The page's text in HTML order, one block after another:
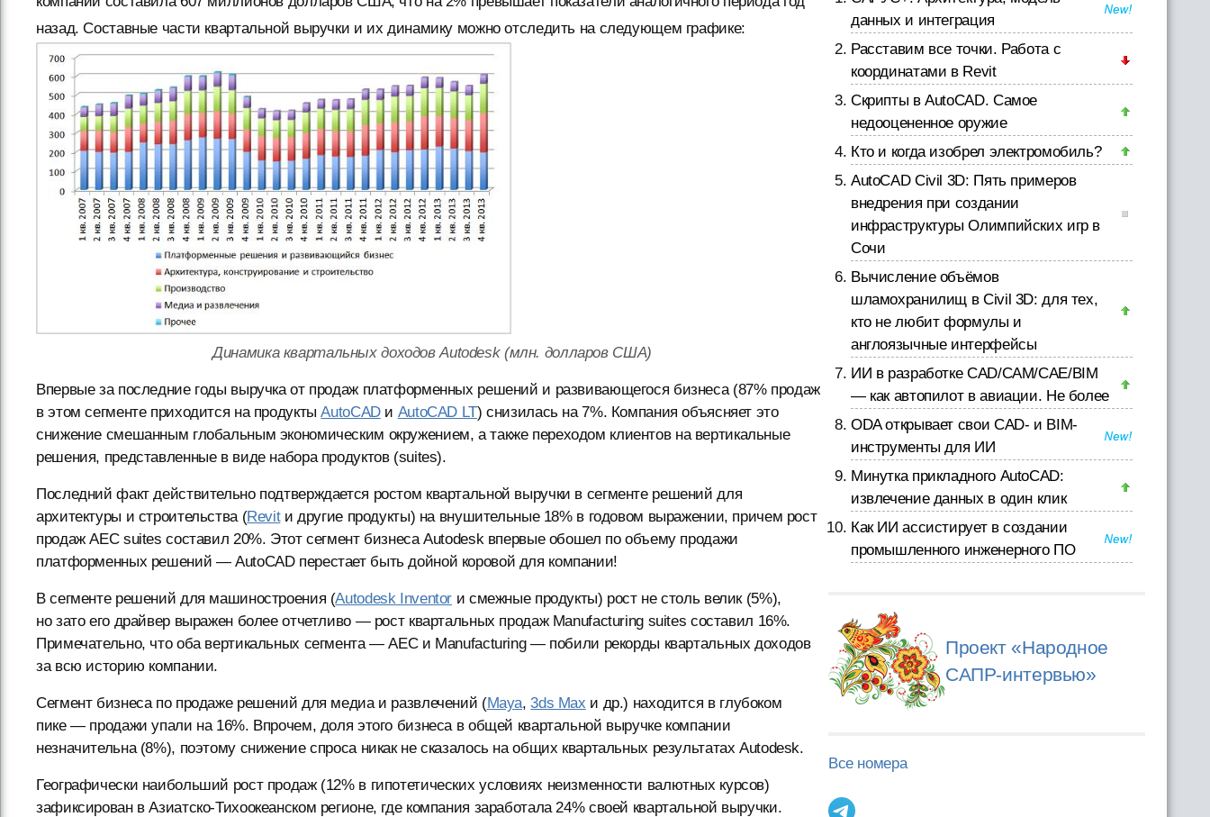
назад. Составные части квартальной выручки и их динамику можно отследить на следующем графике:
Динамика квартальных доходов Autodesk (млн. долларов США)
Впервые за последние годы выручка от продаж платформенных решений и развивающегося бизнеса (87% продаж
в этом сегменте приходится на продуктыAutoCADи AutoCAD LT) снизилась на 7%. Компания объясняет это
снижение смешанным глобальным экономическим окружением, а также переходом клиентов на вертикальные
решения, представленные в виде набора продуктов (suites).
Последний факт действительно подтверждается ростом квартальной выручки в сегменте решений для
архитектуры и строительства (Revitи другие продукты) на внушительные 18% в годовом выражении, причем рост
продаж AEC suites составил 20%. Этот сегмент бизнеса Autodesk впервые обошел по объему продажи
платформенных решений — AutoCAD перестает быть дойной коровой для компании!
В сегменте решений для машиностроения (Autodesk Inventor и смежные продукты) рост не столь велик (5%),
но зато его драйвер выражен более отчетливо — рост квартальных продаж Manufacturing suites составил 16%.
Примечательно, что оба вертикальных сегмента — AEC и Manufacturing — побили рекорды квартальных доходов
за всю историю компании.
Сегмент бизнеса по продаже решений для медиа и развлечений (Maya,3ds Max и др.) находится в глубоком
пике — продажи упали на 16%. Впрочем, доля этого бизнеса в общей квартальной выручке компании
незначительна (8%), поэтому снижение спроса никак не сказалось на общих квартальных результатах Autodesk.
Географически наибольший рост продаж (12% в гипотетических условиях неизменности валютных курсов)
зафиксирован в Азиатско-Тихоокеанском регионе, где компания заработала 24% своей квартальной выручки.
данных и интеграция
Расставим все точки. Работа с
координатами в Revit
Скрипты в AutoCAD. Самое
недооцененное оружие
Кто и когда изобрел электромобиль?
AutoCAD Civil 3D: Пять примеров
внедрения при создании
инфраструктуры Олимпийских игр в
Сочи
Вычисление объёмов
шламохранилищ в Civil 3D: для тех,
кто не любит формулы и
англоязычные интерфейсы
ИИ в разработке CAD/CAM/CAE/BIM
— как автопилот в авиации. Не более
ODA открывает свои CAD- и BIM-
инструменты для ИИ
Минутка прикладного AutoCAD:
извлечение данных в один клик
Как ИИ ассистирует в создании
промышленного инженерного ПО
Проект «Народное
САПР-интервью»
Все номера